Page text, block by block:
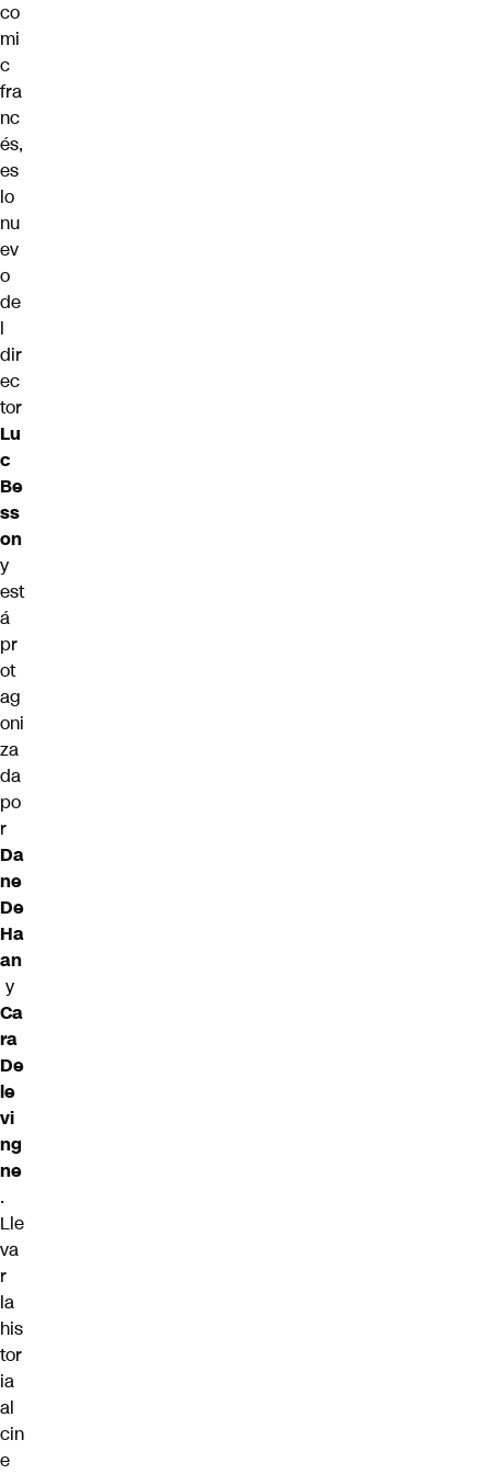
co
mi
c
fra
nc
és,
es
lo
nu
ev
o
de
l
dir
ec
tor
Lu
c
Be
ss
on
y
est
á
pr
ot
ag
oni
za
da
po
r
Da
ne
De
Ha
an
y
Ca
ra
De
le
vi
ng
ne
.
Lle
va
r
la
his
tor
ia
al
cin
e